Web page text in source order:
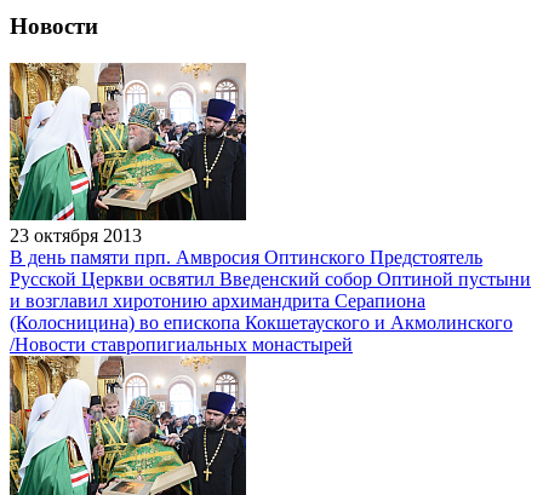
Новости
23 октября 2013
В день памяти прп. Амвросия Оптинского Предстоятель
Русской Церкви освятил Введенский собор Оптиной пустыни
и возглавил хиротонию архимандрита Серапиона
(Колосницина) во епископа Кокшетауского и Акмолинского
/Новости ставропигиальных монастырей